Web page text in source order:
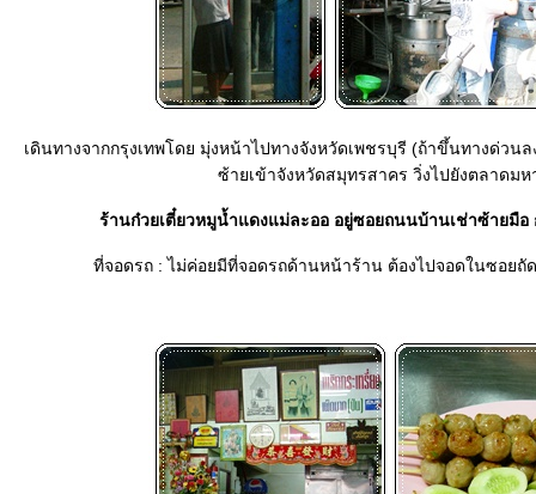
เดินทางจากกรุงเทพโดย มุ่งหน้าไปทางจังหวัดเพชรบุรี (ถ้าขึ้นทางด่วน
ซ้ายเข้าจังหวัดสมุทรสาคร วิ่งไปยังตลาดม
ร้านก๋วยเตี๋ยวหมูน้ำแดงแม่ละออ อยู่ซอยถนนบ้านเช่าซ้ายมือ
ที่จอดรถ : ไม่ค่อยมีที่จอดรถด้านหน้าร้าน ต้องไปจอดในซอยถั